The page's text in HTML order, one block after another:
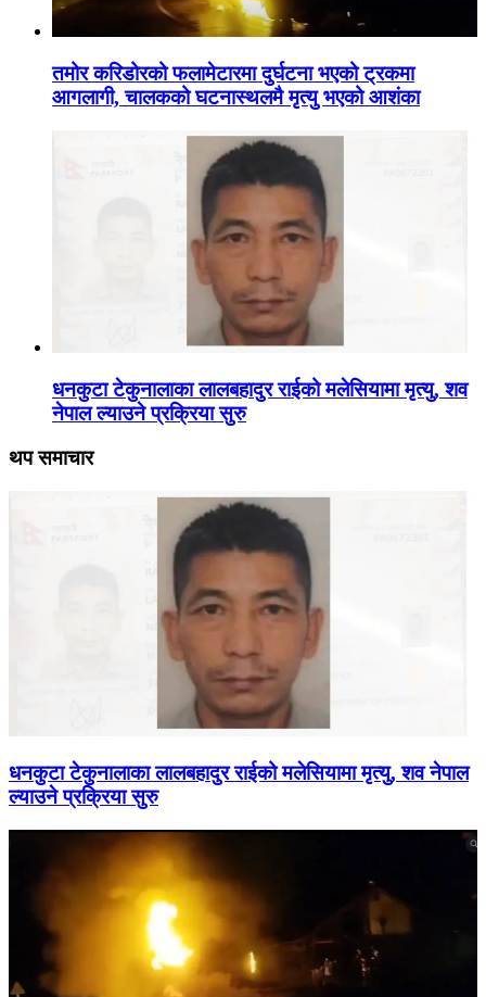
तमोर करिडोरको फलामेटारमा दुर्घटना भएको ट्रकमा
आगलागी, चालकको घटनास्थलमै मृत्यु भएको आशंका
धनकुटा टेकुनालाका लालबहादुर राईको मलेसियामा मृत्यु, शव
नेपाल ल्याउने प्रक्रिया सुरु
थप समाचार
धनकुटा टेकुनालाका लालबहादुर राईको मलेसियामा मृत्यु, शव नेपाल
ल्याउने प्रक्रिया सुरु